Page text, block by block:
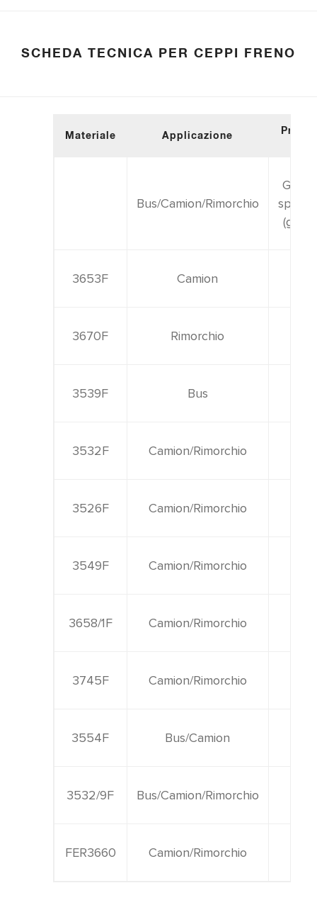
SCHEDA TECNICA PER CEPPI FRENO
Materiale Applicazione
Bus/Camion/Rimorchio
(g/
3653F Camion
3670F Rimorchio
3539F Bus
3532F Camion/Rimorchio
3526F Camion/Rimorchio
3549F Camion/Rimorchio
3658/1F Camion/Rimorchio
3745F Camion/Rimorchio
3554F Bus/Camion
3532/9F Bus/Camion/Rimorchio
FER3660 Camion/Rimorchio